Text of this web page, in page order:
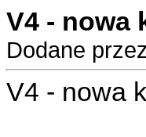
V4 - nowa
Dodane
V4 - nowa